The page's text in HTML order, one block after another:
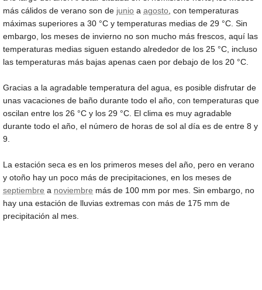
más cálidos de verano son de junio a agosto , con temperaturas
máximas superiores a 30 °C y temperaturas medias de 29 °C . Sin
embargo, los meses de invierno no son mucho más frescos, aquí las
temperaturas medias siguen estando alrededor de los 25 °C , incluso
las temperaturas más bajas apenas caen por debajo de los 20 °C
Gracias a la agradable temperatura del agua, es posible disfrutar de
unas vacaciones de baño durante todo el año, con temperaturas que
oscilan entre los 26 °C y los 29 °C . El clima es muy agradable
durante todo el año, el número de horas de sol al día es de entre 8 y
9.
La estación seca es en los primeros meses del año, pero en verano
y otoño hay un poco más de precipitaciones, en los meses de
septiembre a noviembre más de 100 mm por mes. Sin embargo, no
hay una estación de lluvias extremas con más de 175 mm de
precipitación al mes.